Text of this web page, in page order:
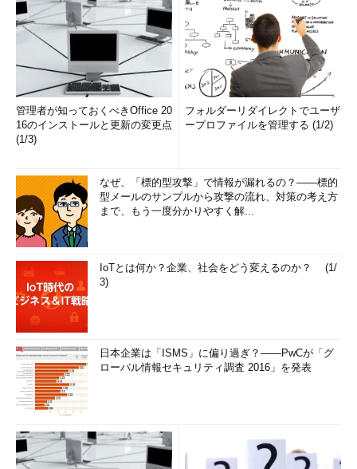
管理者が知っておくべきOffice 20
16のインストールと更新の変更点
(1/3)
フォルダーリダイレクトでユーザ
ープロファイルを管理する (1/2)
なぜ、「標的型攻撃」で情報が漏れるの？――標的
型メールのサンプルから攻撃の流れ、対策の考え方
まで、もう一度分かりやすく解...
IoTとは何か？企業、社会をどう変えるのか？ (1/
3)
日本企業は「ISMS」に偏り過ぎ？――PwCが「グ
ローバル情報セキュリティ調査 2016」を発表